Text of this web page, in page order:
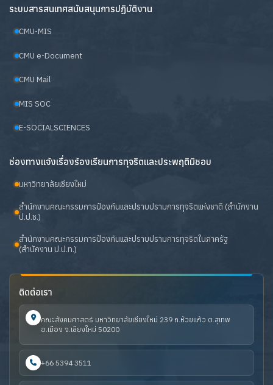
ระบบสารสนเทศสนับสนุนการปฏิบัติงาน
CMU-MIS
CMU e-Document
CMU Mail
MIS SOC
E-SOCIALSCIENCES
ช่องทางแจ้งเรื่องร้องเรียนการทุจริตและประพฤติมิชอบ
มหาวิทยาลัยเชียงใหม่
สำนักงานคณะกรรมการป้องกันและปราบปรามการทุจริตแห่งชาติ (สำนักงาน
ป.ป.ช.)
สำนักงานคณะกรรมการป้องกันและปราบปรามการทุจริตในภาครัฐ
(สำนักงาน ป.ป.ท.)
ติดต่อเรา
คณะสังคมศาสตร์ มหาวิทยาลัยเชียงใหม่ 239 ถ.ห้วยแก้ว ต.สุเทพ
อ.เมือง จ.เชียงใหม่ 50200
+66 5394 3511